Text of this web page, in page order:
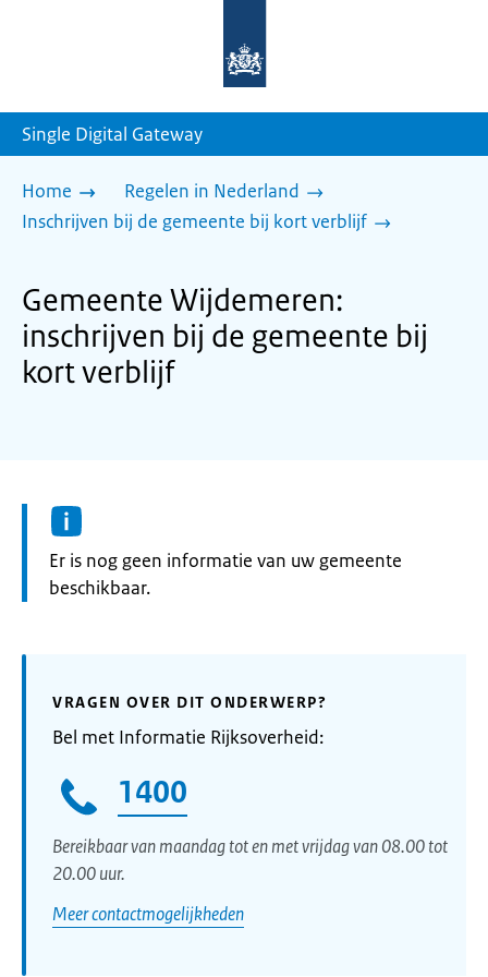
homepage
Single Digital Gateway
Home
Regelen in Nederland
Inschrijven bij de gemeente bij kort verblijf
Gemeente Wijdemeren:
inschrijven bij de gemeente bij
kort verblijf
Informatie:
Er is nog geen informatie van uw gemeente
beschikbaar.
VRAGEN OVER DIT ONDERWERP?
Bel met Informatie Rijksoverheid:
1400
Bereikbaar van maandag tot en met vrijdag van 08.00 tot
20.00 uur.
Meer contactmogelijkheden